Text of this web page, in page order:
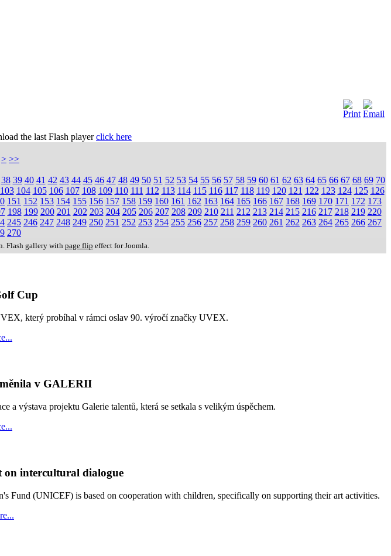
the last Flash playerclick here
> >>
38 39 40 41 42 43 44 45 46 47 48 49 50 51 52 53 54 55 56 57 58 59 60 61 62 63 64 65 66 67 68 69 70
103 104 105 106 107 108 109 110 111 112 113 114 115 116 117 118 119 120 121 122 123 124 125 126
151 152 153 154 155 156 157 158 159 160 161 162 163 164 165 166 167 168 169 170 171 172 173
198 199 200 201 202 203 204 205 206 207 208 209 210 211 212 213 214 215 216 217 218 219 220
245 246 247 248 249 250 251 252 253 254 255 256 257 258 259 260 261 262 263 264 265 266 267
270
Flash gallery with page flip effect for Joomla.
Cup
který probíhal v rámci oslav 90. výročí značky UVEX.
v GALERII
výstava projektu Galerie talentů, která se setkala s velikým úspěchem.
on intercultural dialogue
Fund (UNICEF) is based on cooperation with children, specifically on supporting their art activities.